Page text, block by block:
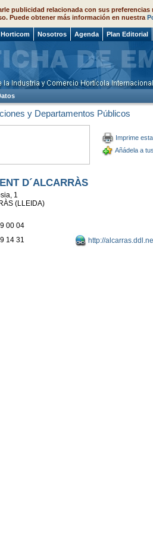
publicidad relacionada con sus
Puede obtener más información en nuestra
Nosotros Agenda Plan Editorial
y Departamentos Públicos
Imprime
Añádela a
D´ALCARRÀS
1
(LLEIDA)
00 04
14 31
http://